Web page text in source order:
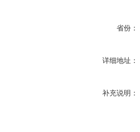
省份：
详细地址：
补充说明：